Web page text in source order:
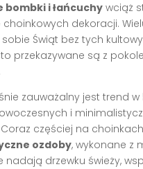
bombki i łańcuchy wciąż
dekoracji.
Świąt bez tych
przekazywane są z
zauważalny jest trend w
i
częściej na
ozdoby, wykonane z
nadają drzewku świeży,